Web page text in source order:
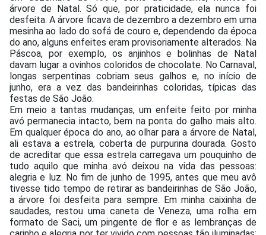
árvore de Natal. Só que, por praticidade, ela nunca foi
desfeita. A árvore ficava de dezembro a dezembro em uma
mesinha ao lado do sofá de couro e, dependendo da época
do ano, alguns enfeites eram provisoriamente alterados. Na
Páscoa, por exemplo, os anjinhos e bolinhas de Natal
davam lugar a ovinhos coloridos de chocolate. No Carnaval,
longas serpentinas cobriam seus galhos e, no início de
junho, era a vez das bandeirinhas coloridas, típicas das
festas de São João.
Em meio a tantas mudanças, um enfeite feito por minha
avó permanecia intacto, bem na ponta do galho mais alto.
Em qualquer época do ano, ao olhar para a árvore de Natal,
ali estava a estrela, coberta de purpurina dourada. Gosto
de acreditar que essa estrela carregava um pouquinho de
tudo aquilo que minha avó deixou na vida das pessoas:
alegria e luz. No fim de junho de 1995, antes que meu avô
tivesse tido tempo de retirar as bandeirinhas de São João,
a árvore foi desfeita para sempre. Em minha caixinha de
saudades, restou uma caneta de Veneza, uma rolha em
formato de Saci, um pingente de flor e as lembranças de